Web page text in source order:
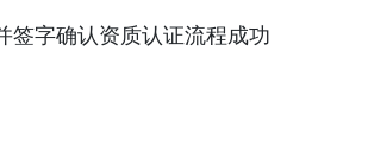
签字确认资质认证流程成功